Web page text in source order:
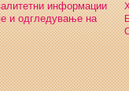
информации
и одгледување на